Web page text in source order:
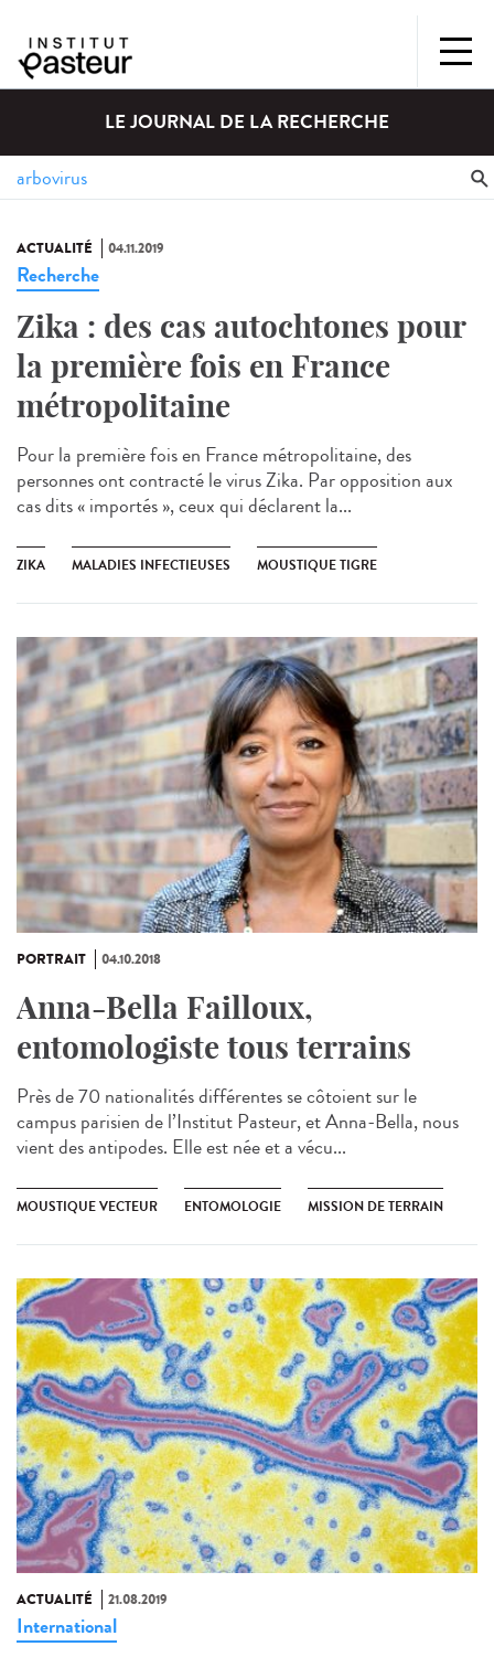
LE JOURNAL DE LA RECHERCHE
ACTUALITÉ 04.11.2019
Recherche
Zika : des cas autochtones pour
la première fois en France
métropolitaine
Pour la première fois en France métropolitaine, des
personnes ont contracté le virus Zika. Par opposition aux
cas dits « importés », ceux qui déclarent la...
ZIKA MALADIES INFECTIEUSES MOUSTIQUE TIGRE
PORTRAIT 04.10.2018
Anna-Bella Failloux,
entomologiste tous terrains
Près de 70 nationalités différentes se côtoient sur le
campus parisien de l’Institut Pasteur, et Anna-Bella, nous
vient des antipodes. Elle est née et a vécu...
MOUSTIQUE VECTEUR ENTOMOLOGIE MISSION DE TERRAIN
ACTUALITÉ 21.08.2019
International